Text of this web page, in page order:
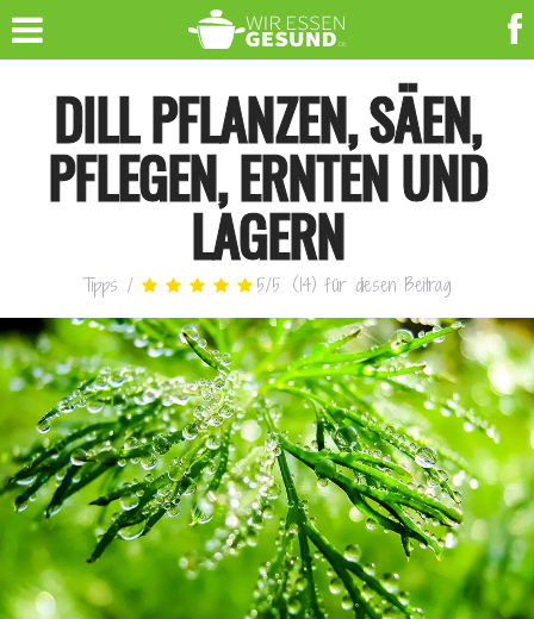
DILL PFLANZEN, SÄEN,
PFLEGEN, ERNTEN UND
LAGERN
Tipps / 5/5 (14) für diesen Beitrag